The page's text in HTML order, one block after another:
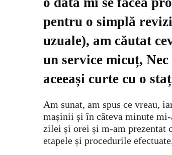
pentru o simplă
uzuale), am căutat
un service micuț,
aceeași curte cu o
Am sunat, am spus ce vreau,
mașinii și în câteva minute
zilei și orei și m-am prezentat
etapele și procedurile